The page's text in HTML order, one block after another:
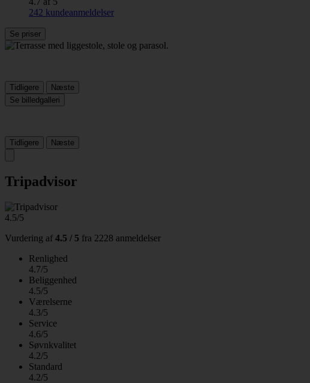
242 kundeanmeldelser
Se priser
Tidligere
Næste
Se billedgalleri
Tidligere Næste
Tripadvisor
4.5/5
Vurdering af 4.5 / 5 fra 2228 anmeldelser
Renlighed
4.7/5
Beliggenhed
4.5/5
Værelserne
4.3/5
Service
4.6/5
Søvnkvalitet
4.2/5
Standard
4.2/5